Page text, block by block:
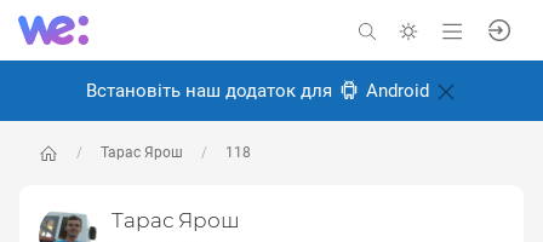
Встановіть наш додаток для Android
Тарас Ярош 118
Тарас Ярош